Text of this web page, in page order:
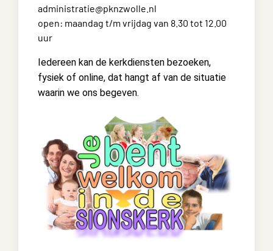
administratie@pknzwolle.nl
open: maandag t/m vrijdag van 8.30 tot 12.00
uur
Iedereen kan de kerkdiensten bezoeken,
fysiek of online, dat hangt af van de situatie
waarin we ons begeven.